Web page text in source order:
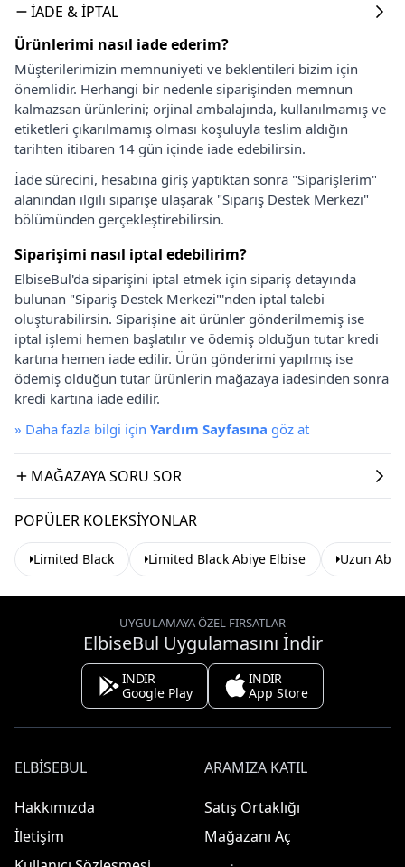
İADE & İPTAL
Ürünlerimi nasıl iade ederim?
Müşterilerimizin memnuniyeti ve beklentileri bizim için
önemlidir. Herhangi bir nedenle siparişinden memnun
kalmazsan ürünlerini; orjinal ambalajında, kullanılmamış ve
etiketleri çıkarılmamış olması koşuluyla teslim aldığın
tarihten itibaren 14 gün içinde iade edebilirsin.
İade sürecini, hesabına giriş yaptıktan sonra "Siparişlerim"
alanından ilgili siparişe ulaşarak "Sipariş Destek Merkezi"
bölümünden gerçekleştirebilirsin.
Siparişimi nasıl iptal edebilirim?
ElbiseBul'da siparişini iptal etmek için sipariş detayında
bulunan "Sipariş Destek Merkezi"'nden iptal talebi
oluşturabilirsin. Siparişine ait ürünler gönderilmemiş ise
iptal işlemi hemen başlatılır ve ödemiş olduğun tutar kredi
kartına hemen iade edilir. Ürün gönderimi yapılmış ise
ödemiş olduğun tutar ürünlerin mağazaya iadesinden sonra
kredi kartına iade edilir.
» Daha fazla bilgi için Yardım Sayfasına göz at
MAĞAZAYA SORU SOR
POPÜLER KOLEKSIYONLAR
Limited Black Limited Black Abiye Elbise Uzun
UYGULAMAYA ÖZEL FIRSATLAR
ElbiseBul Uygulamasını İndir
İNDİR
Google Play
İNDİR
App Store
ELBISEBUL
Hakkımızda
İletişim
ARAMIZA KATIL
Satış Ortaklığı
Mağazanı Aç